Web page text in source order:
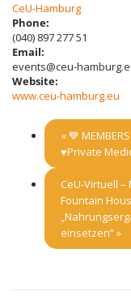
CeU-Hamburg
Phone:
(040) 897 277 51
Email:
events@ceu-
Website:
www.ceu-hamburg.eu
«💙
♥️Private
CeU-Virtuell –
Fountain
einsetzen”»